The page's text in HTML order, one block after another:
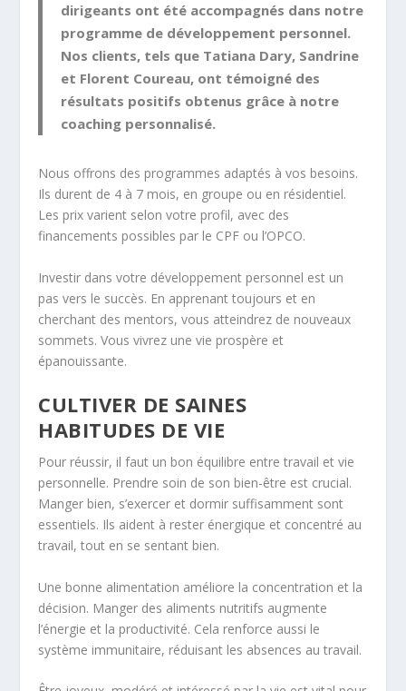
dirigeants ont été accompagnés dans notre
programme de développement personnel.
Nos clients, tels que Tatiana Dary, Sandrine
et Florent Coureau, ont témoigné des
résultats positifs obtenus grâce à notre
coaching personnalisé.
Nous offrons des programmes adaptés à vos besoins.
Ils durent de 4 à 7 mois, en groupe ou en résidentiel.
Les prix varient selon votre profil, avec des
financements possibles par le CPF ou l’OPCO.
Investir dans votre développement personnel est un
pas vers le succès. En apprenant toujours et en
cherchant des mentors, vous atteindrez de nouveaux
sommets. Vous vivrez une vie prospère et
épanouissante.
CULTIVER DE SAINES
HABITUDES DE VIE
Pour réussir, il faut un bon équilibre entre travail et vie
personnelle. Prendre soin de son bien-être est crucial.
Manger bien, s’exercer et dormir suffisamment sont
essentiels. Ils aident à rester énergique et concentré au
travail, tout en se sentant bien.
Une bonne alimentation améliore la concentration et la
décision. Manger des aliments nutritifs augmente
l’énergie et la productivité. Cela renforce aussi le
système immunitaire, réduisant les absences au travail.